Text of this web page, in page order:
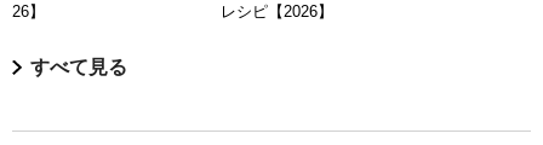
26】
レシピ【2026】
すべて見る